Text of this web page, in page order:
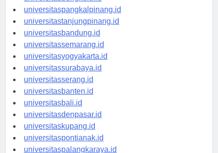
universitasbengkulu.id
universitaspangkalpinang.id
universitastanjungpinang.id
universitasbandung.id
universitassemarang.id
universitasyogyakarta.id
universitassurabaya.id
universitasserang.id
universitasbanten.id
universitasbali.id
universitasdenpasar.id
universitaskupang.id
universitaspontianak.id